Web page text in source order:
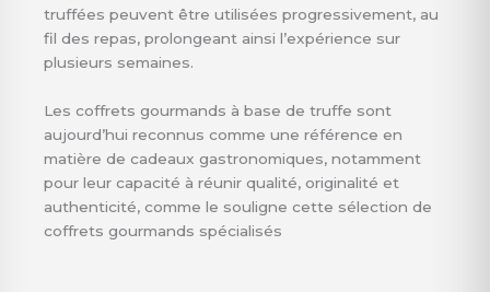
truffées peuvent être utilisées progressivement, au
fil des repas, prolongeant ainsi l’expérience sur
plusieurs semaines.
Les coffrets gourmands à base de truffe sont
aujourd’hui reconnus comme une référence en
matière de cadeaux gastronomiques, notamment
pour leur capacité à réunir qualité, originalité et
authenticité, comme le souligne cette sélection de
coffrets gourmands spécialisés